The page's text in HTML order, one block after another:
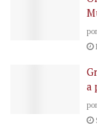
por
a
por